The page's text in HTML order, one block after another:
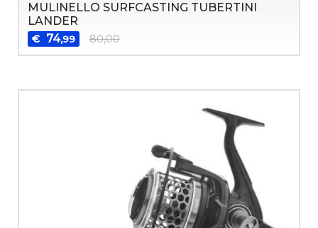
MULINELLO SURFCASTING TUBERTINI
LANDER
€ 74,99 80,00